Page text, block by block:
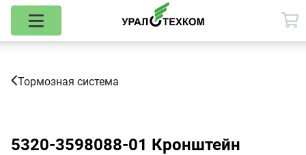
Тормозная система
5320-3598088-01 Кронштейн